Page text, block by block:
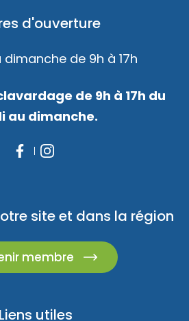
d'ouverture
dimanche de 9h à 17h
de 9h à 17h du
au dimanche.
site et dans la région
membre
Liens utiles